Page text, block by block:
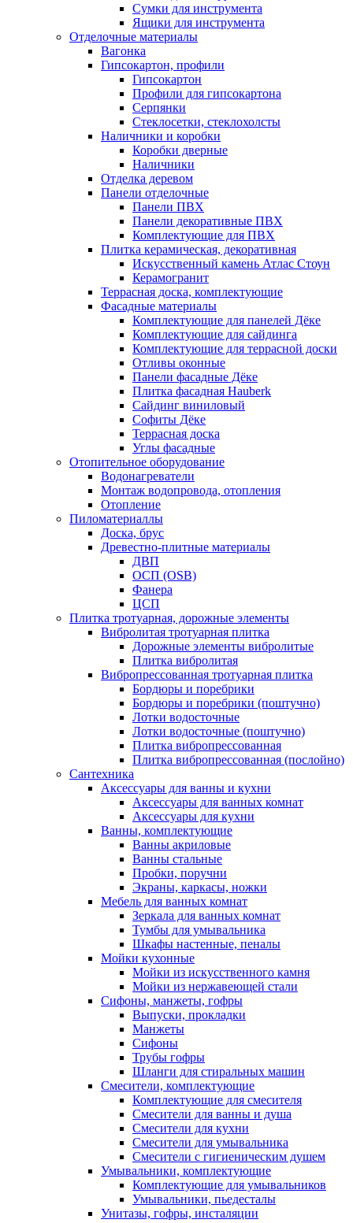
Сумки для инструмента
Ящики для инструмента
Отделочные материалы
Вагонка
Гипсокартон, профили
Гипсокартон
Профили для гипсокартона
Серпянки
Стеклосетки, стеклохолсты
Наличники и коробки
Коробки дверные
Наличники
Отделка деревом
Панели отделочные
Панели ПВХ
Панели декоративные ПВХ
Комплектующие для ПВХ
Плитка керамическая, декоративная
Искусственный камень Атлас Стоун
Керамогранит
Террасная доска, комплектующие
Фасадные материалы
Комплектующие для панелей Дёке
Комплектующие для сайдинга
Комплектующие для террасной доски
Отливы оконные
Панели фасадные Дёке
Плитка фасадная Hauberk
Сайдинг виниловый
Софиты Дёке
Террасная доска
Углы фасадные
Отопительное оборудование
Водонагреватели
Монтаж водопровода, отопления
Отопление
Пиломатериаллы
Доска, брус
Древестно-плитные материалы
ДВП
ОСП (OSB)
Фанера
ЦСП
Плитка тротуарная, дорожные элементы
Вибролитая тротуарная плитка
Дорожные элементы вибролитые
Плитка вибролитая
Вибропрессованная тротуарная плитка
Бордюры и поребрики
Бордюры и поребрики (поштучно)
Лотки водосточные
Лотки водосточные (поштучно)
Плитка вибропрессованная
Плитка вибропрессованная (послойно)
Сантехника
Аксессуары для ванны и кухни
Аксессуары для ванных комнат
Аксессуары для кухни
Ванны, комплектующие
Ванны акриловые
Ванны стальные
Пробки, поручни
Экраны, каркасы, ножки
Мебель для ванных комнат
Зеркала для ванных комнат
Тумбы для умывальника
Шкафы настенные, пеналы
Мойки кухонные
Мойки из искусственного камня
Мойки из нержавеющей стали
Сифоны, манжеты, гофры
Выпуски, прокладки
Манжеты
Сифоны
Трубы гофры
Шланги для стиральных машин
Смесители, комплектующие
Комплектующие для смесителя
Смесители для ванны и душа
Смесители для кухни
Смесители для умывальника
Смесители с гигиеническим душем
Умывальники, комплектующие
Комплектующие для умывальников
Умывальники, пьедесталы
Унитазы, гофры, инсталяции